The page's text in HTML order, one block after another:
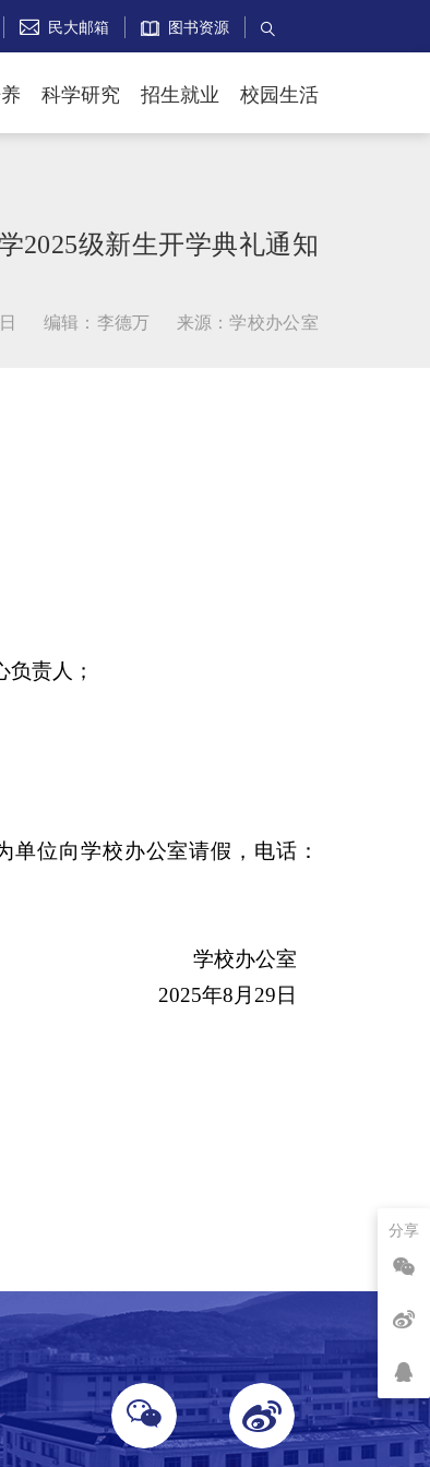
 民大邮箱 图书资源 
科学研究 招生就业 校园生活
2025级新生开学典礼通知
编辑：李德万 来源：学校办公室
责人；
单位向学校办公室请假，电话：
学校办公室
2025年8月29日
分享